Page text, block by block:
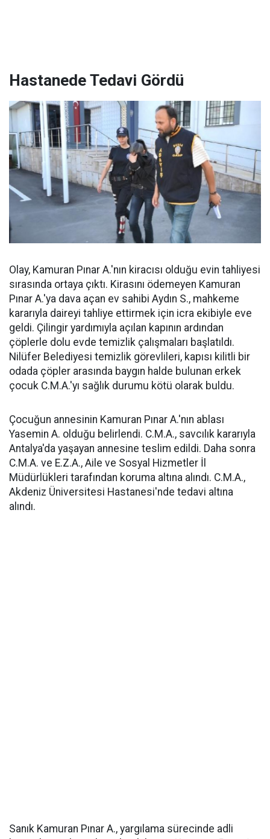
Hastanede Tedavi Gördü
Olay, Kamuran Pınar A.'nın kiracısı olduğu evin tahliyesi
sırasında ortaya çıktı. Kirasını ödemeyen Kamuran
Pınar A.'ya dava açan ev sahibi Aydın S., mahkeme
kararıyla daireyi tahliye ettirmek için icra ekibiyle eve
geldi. Çilingir yardımıyla açılan kapının ardından
çöplerle dolu evde temizlik çalışmaları başlatıldı.
Nilüfer Belediyesi temizlik görevlileri, kapısı kilitli bir
odada çöpler arasında baygın halde bulunan erkek
çocuk C.M.A.'yı sağlık durumu kötü olarak buldu.
Çocuğun annesinin Kamuran Pınar A.'nın ablası
Yasemin A. olduğu belirlendi. C.M.A., savcılık kararıyla
Antalya'da yaşayan annesine teslim edildi. Daha sonra
C.M.A. ve E.Z.A., Aile ve Sosyal Hizmetler İl
Müdürlükleri tarafından koruma altına alındı. C.M.A.,
Akdeniz Üniversitesi Hastanesi'nde tedavi altına
alındı.
Sanık Kamuran Pınar A., yargılama sürecinde adli